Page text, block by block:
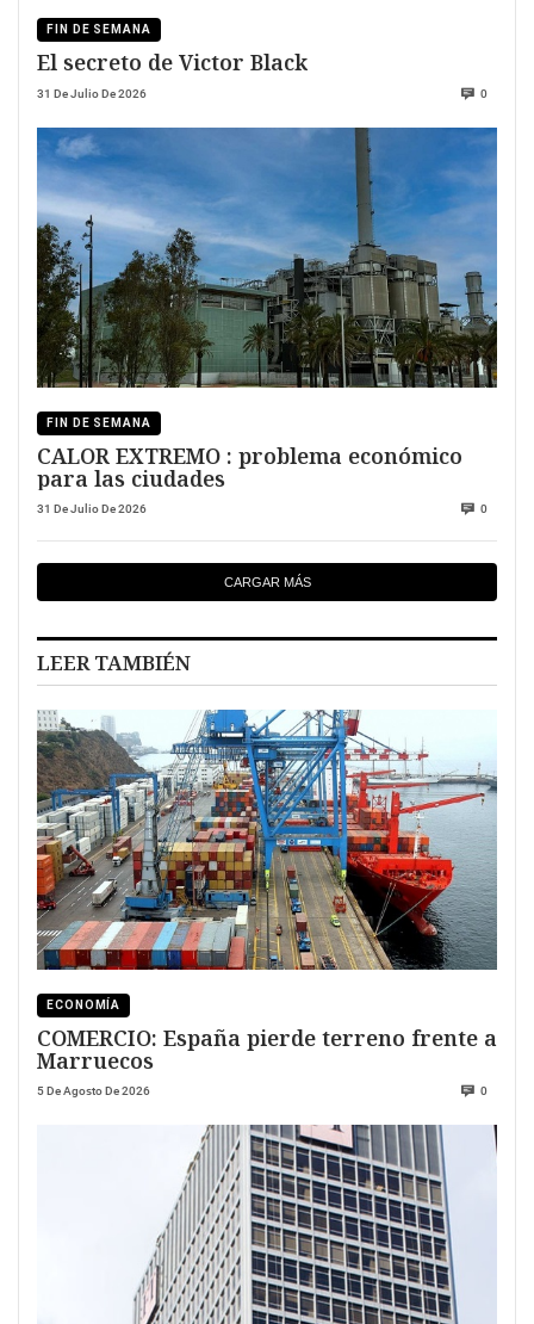
FIN DE SEMANA
El secreto de Victor Black
31 De Julio De 2026 0
FIN DE SEMANA
CALOR EXTREMO : problema económico
para las ciudades
31 De Julio De 2026 0
CARGAR MÁS
LEER TAMBIÉN
ECONOMÍA
COMERCIO: España pierde terreno frente a
Marruecos
5 De Agosto De 2026 0